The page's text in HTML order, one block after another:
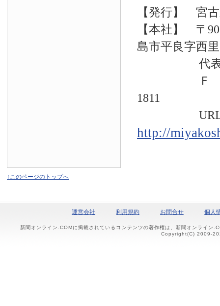
【発行】 宮
【本社】 〒
島市平良字西
代表電話
Ｆ Ａ
1811
URL
http://
↑このページのトップへ
運営会社 利用規約 お問合せ 個人
新聞オンライン.COMに掲載されているコンテンツの著作権は、新聞オンライン
Copyright(C) 2009-